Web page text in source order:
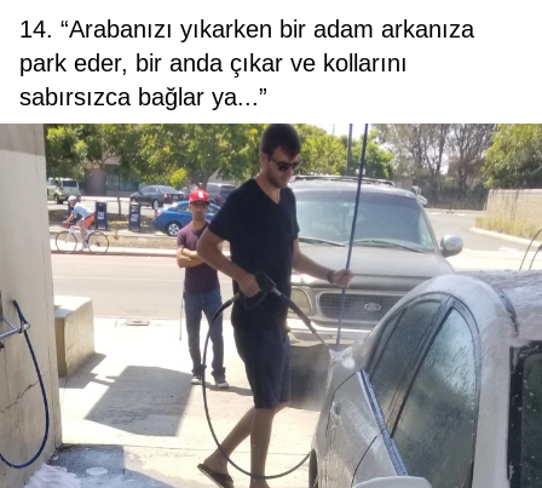
14. “Arabanızı yıkarken bir adam arkanıza
park eder, bir anda çıkar ve kollarını
sabırsızca bağlar ya...”